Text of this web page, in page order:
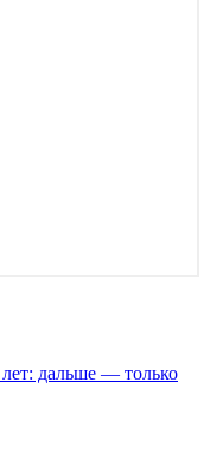
дальше — только